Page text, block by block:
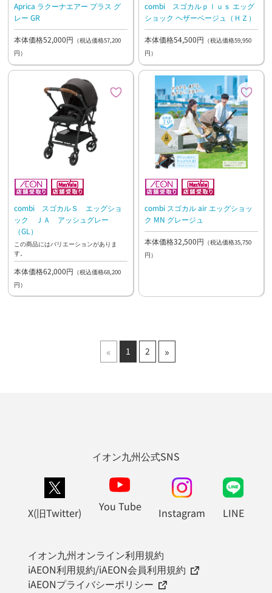
Aprica ラクーナエアー プラス グ
レー GR
本体価格52,000円 （税込価格57,200
円）
combi スゴカルｐｌｕｓ エッグ
ショック ヘザーベージュ（ＨＺ）
本体価格54,500円 （税込価格59,950
円）
combi スゴカルＳ エッグショ
ック ＪＡ アッシュグレー
（GL）
この商品にはバリエーションがありま
す。
本体価格62,000円 （税込価格68,200
円）
combi スゴカル air エッグショッ
ク MN グレージュ
本体価格32,500円 （税込価格35,750
円）
« 1 2 »
イオン九州公式SNS
X(旧Twitter) You Tube Instagram LINE
イオン九州オンライン利用規約
iAEON利用規約/iAEON会員利用規約
iAEONプライバシーポリシー